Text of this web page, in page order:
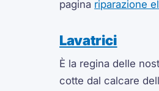
pagina riparazione
Lavatrici
È la regina delle
cotte dal calcare